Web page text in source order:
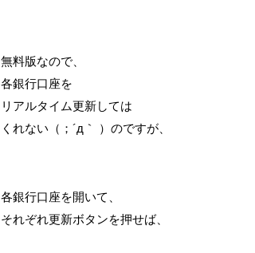
無料版なので、
各銀行口座を
リアルタイム更新しては
くれない（；´д｀ ）のですが、
各銀行口座を開いて、
それぞれ更新ボタンを押せば、